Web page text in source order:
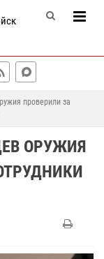
проверили за
ОРУЖИЯ